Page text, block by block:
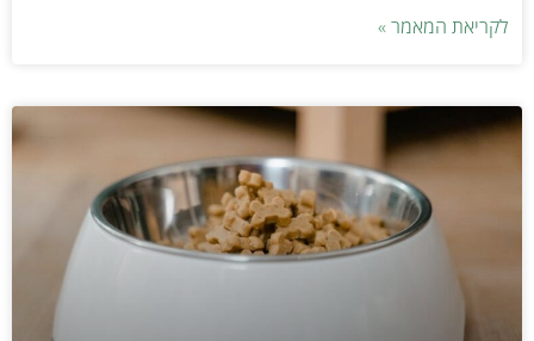
לקריאת המאמר »